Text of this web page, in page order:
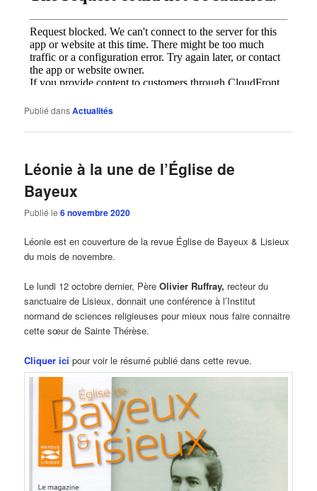
Publié dansActualités
Léonie à la une de l’Église de
Bayeux
Publié le6 novembre 2020
Léonie est en couverture de la revue Église de Bayeux & Lisieux
du mois de novembre.
Le lundi 12 octobre dernier, PèreOlivier Ruffray, recteur du
sanctuaire de Lisieux, donnait une conférence à l’Institut
normand de sciences religieuses pour mieux nous faire connaitre
cette sœur de Sainte Thérèse.
Cliquer ici pour voir le résumé publié dans cette revue.